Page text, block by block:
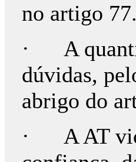
no artigo
· A
dúvidas,
abrigo do
· A AT